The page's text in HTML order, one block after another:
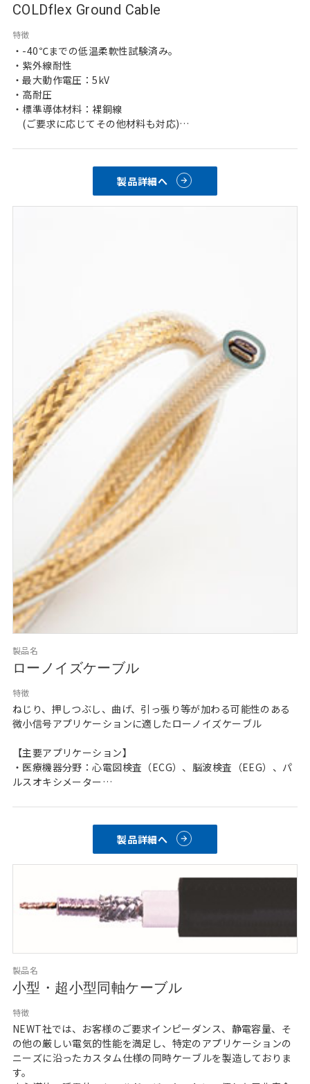
COLDflex Ground Cable
特徴
・-40℃までの低温柔軟性試験済み。
・紫外線耐性
・最大動作電圧：5kV
・高耐圧
・標準導体材料：裸銅線
(ご要求に応じてその他材料も対応)
(ご要求に応じてその他サイズも対応)
・標準線色：10色
・標準・カスタム表面プリント対応
製品名
ローノイズケーブル
特徴
ねじり、押しつぶし、曲げ、引っ張り等が加わる可能性のある
微小信号アプリケーションに適したローノイズケーブル
【主要アプリケーション】
・医療機器分野：心電図検査（ECG）、脳波検査（EEG）、パ
ルスオキシメーター
・テスト・測定分野
・一次絶縁体の表面に導電層を設け、この層は絶縁体に接着さ
れており、両素材間の動きを妨げ、帯電を防ぎます。
低ノイズコーティングされた一次側とケーブル内の他の部品と
の間の動きによって発生した電荷は、電圧差が生じないように
即座に動作します。
・一般的なケーブルでは、機械的衝撃の種類や強さ、使用する
材質により最大100ミリボルトのノイズが生成されますが、本
ローノイズケーブルは、導電性低ノイズ層を付加する事で、15
～250マイクロボルトまでノイズを低減します。
製品詳細へ
製品名
小型・超小型同軸ケーブル
特徴
NEWT社では、お客様のご要求インピーダンス、静電容量、そ
の他の厳しい電気的性能を満足し、特定のアプリケーションの
ニーズに沿ったカスタム仕様の同時ケーブルを製造しておりま
す。
製品詳細へ